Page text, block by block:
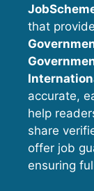
that
accurate,
help
share
offer job
ensuring